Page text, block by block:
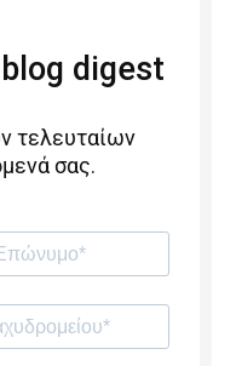
digest
τελευταίων
σας.